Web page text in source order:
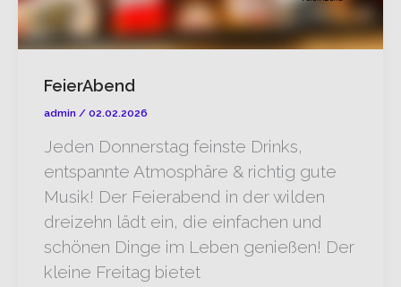
FeierAbend
admin / 02.02.2026
Jeden Donnerstag feinste Drinks,
entspannte Atmosphäre & richtig gute
Musik! Der Feierabend in der wilden
dreizehn lädt ein, die einfachen und
schönen Dinge im Leben genießen! Der
kleine Freitag bietet